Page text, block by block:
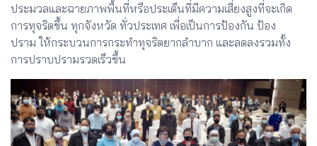
ประมวลและฉายภาพพื้นที่หรือประเด็นที่มีความเสี่ยงสูงที่จะเกิด
การทุจริตขึ้น ทุกจังหวัด ทั่วประเทศ เพื่อเป็นการป้องกัน ป้อง
ปราม ให้กระบวนการกระทำทุจริตยากลำบาก และลดลงรวมทั้ง
การปราบปรามรวดเร็วขึ้น